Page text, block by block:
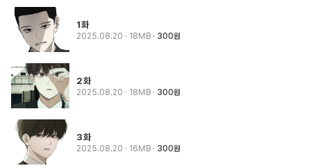
1화
2025.08.20 · 18MB 300원
2화
2025.08.20 · 18MB 300원
3화
2025.08.20 · 16MB 300원